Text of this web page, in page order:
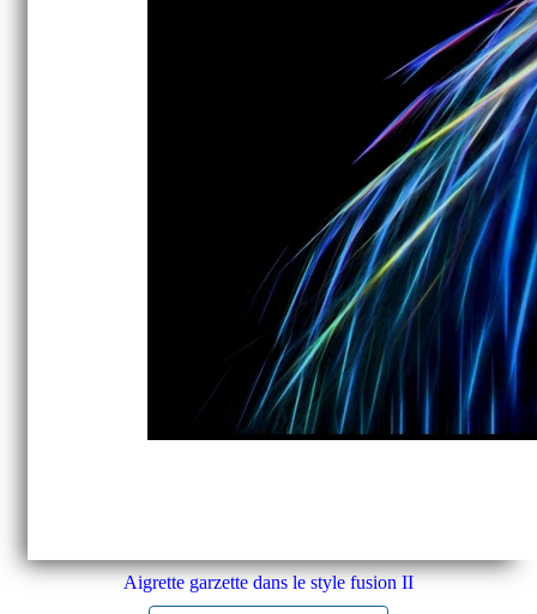
Aigrette garzette dans le style fusion II